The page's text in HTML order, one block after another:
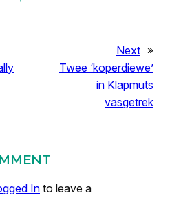
Next »
Twee ‘koperdiewe’
in Klapmuts
vasgetrek
In to leave a